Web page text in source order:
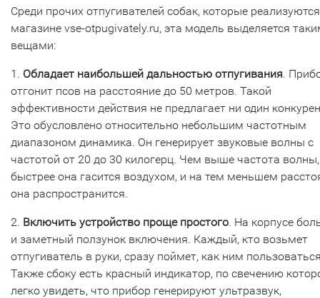
Среди прочих отпугивателей собак, которые
магазине vse-otpugivately.ru, эта модель выделяется
вещами:
1. Обладает наибольшей дальностью отпугивания.
отгонит псов на расстояние до 50 метров. Такой
эффективности действия не предлагает ни один
Это обусловлено относительно небольшим частотным
диапазоном динамика. Он генерирует звуковые волны с
частотой от 20 до 30 килогерц. Чем выше частота
быстрее она гасится воздухом, и на тем меньшем
она распространится.
2. Включить устройство проще простого. На корпусе
и заметный ползунок включения. Каждый, кто возьмет
отпугиватель в руки, сразу поймет, как ним
Также сбоку есть красный индикатор, по свечению
легко увидеть, что прибор генерируют ультразвук,